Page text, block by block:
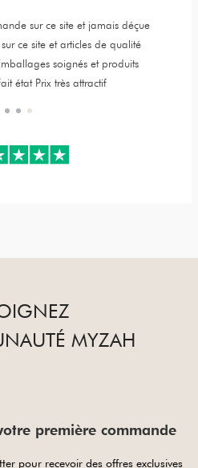
sur ce site et jamais déçue
ce site et articles de qualité
soignés et produits
état Prix très attractif
MYZAH
première commande
pour recevoir des offres exclusives